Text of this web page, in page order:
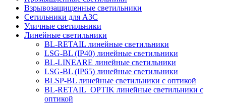
Взрывозащищенные светильники
Сетильники для АЗС
Уличные светильники
Линейные светильники
BL-RETAIL линейные светильники
LSG-BL (IP40) линейные светильники
BL-LINEARE линейные светильники
LSG-BL (IP65) линейные светильники
BLSP-BL линейные светильники с оптикой
BL-RETAIL_OPTIK линейные светильники с
оптикой